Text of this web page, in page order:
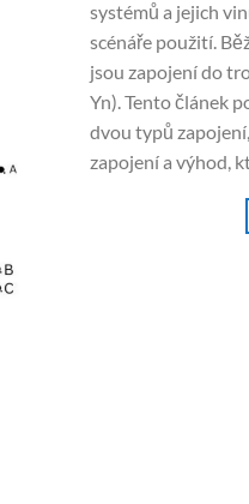
systémů a jejich
scénáře použití.
jsou zapojení do
Yn). Tento článek
dvou typů
zapojení a výhod,